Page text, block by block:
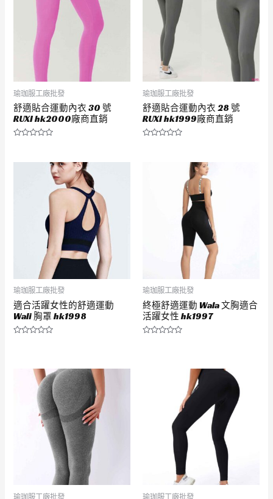
瑜珈服工廠批發
舒適貼合運動內衣 30 號
RUXI hk2000廠商直銷
瑜珈服工廠批發
舒適貼合運動內衣 28 號
RUXI hk1999廠商直銷
瑜珈服工廠批發
適合活躍女性的舒適運動
Wali 胸罩 hk1998
瑜珈服工廠批發
終極舒適運動 Wala 文胸適合
活躍女性 hk1997
瑜珈服工廠批發 瑜珈服工廠批發